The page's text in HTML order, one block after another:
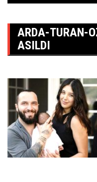
ARDA-TURAN-
ASILDI